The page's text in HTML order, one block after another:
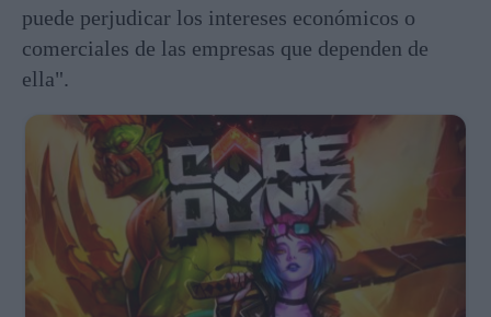
puede perjudicar los intereses económicos o
comerciales de las empresas que dependen de
ella".